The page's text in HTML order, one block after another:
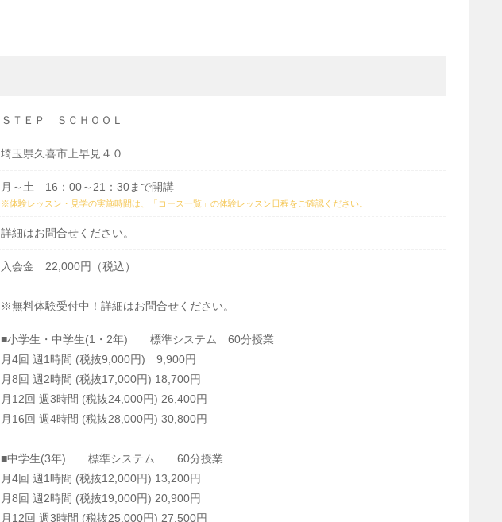
ＳＴＥＰ ＳＣＨＯＯＬ
埼玉県久喜市上早見４０
月～土 16：00～21：30まで開講
※体験レッスン・見学の実施時間は、 「コース一覧」の体験レッスン日程をご確認ください。
詳細はお問合せください。
入会金 22,000円（税込）
※無料体験受付中！詳細はお問合せください。
■小学生・中学生(1・2年) 標準システム 60分授業
月4回 週1時間 (税抜9,000円) 9,900円
月8回 週2時間 (税抜17,000円) 18,700円
月12回 週3時間 (税抜24,000円) 26,400円
月16回 週4時間 (税抜28,000円) 30,800円
■中学生(3年) 標準システム 60分授業
月4回 週1時間 (税抜12,000円) 13,200円
月8回 週2時間 (税抜19,000円) 20,900円
月12回 週3時間 (税抜25,000円) 27,500円